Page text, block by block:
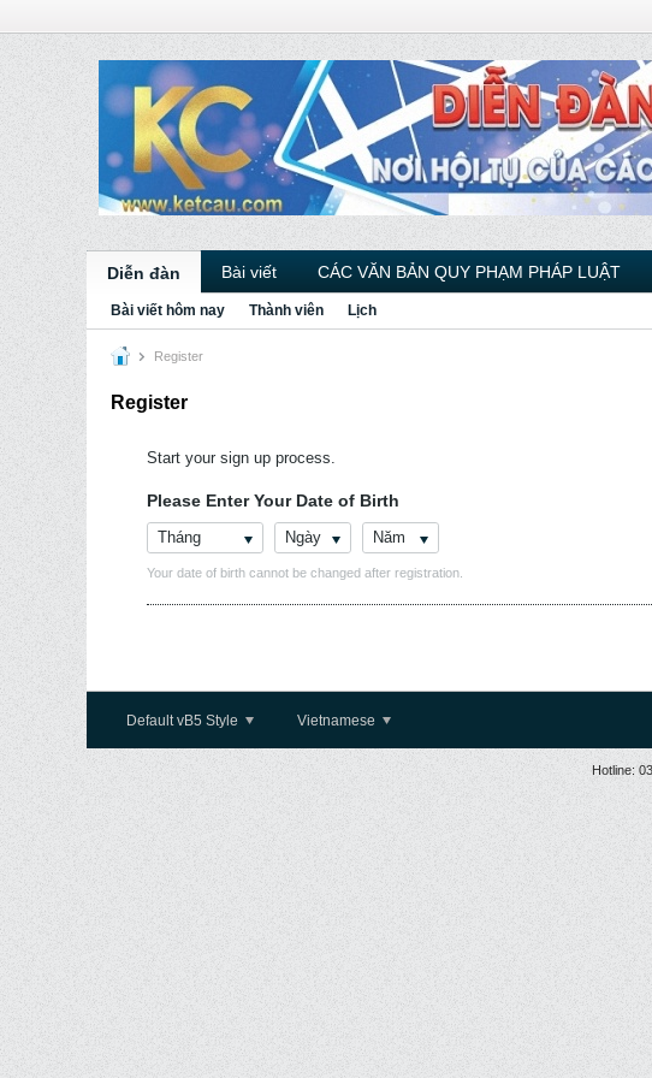
Diễn đàn Bài viết CÁC VĂN BẢN QUY PHẠM PHÁP LUẬT
Bài viết hôm nay Thành viên Lịch
Register
Register
Start your sign up process.
Please Enter Your Date of Birth
Tháng Ngày Năm
Your date of birth cannot be changed after registration.
Default vB5 Style Vietnamese
Hotline: